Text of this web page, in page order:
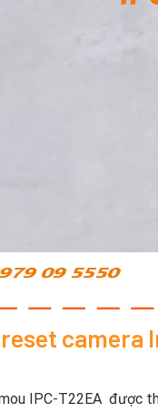
camera
IPC-T22EA được